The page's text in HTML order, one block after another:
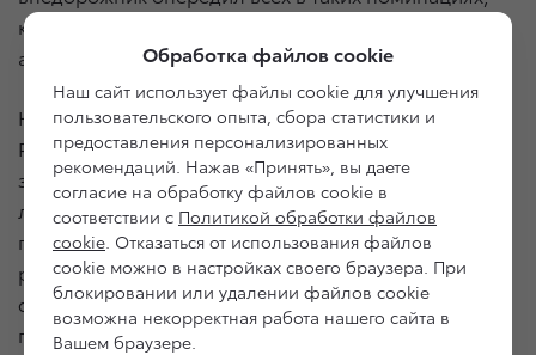
как «надежность и безопасность автомобиля»,
а также «качество сборки».
Неудивительно, что именно владельцы Land Cruiser
Prado чаще других рекомендуют свой автомобиль
знакомым (1-е место в «Индексе потребительской
лояльности» (NPS)), а ошеломительные 83,3%
покупателей Land Cruiser Prado готовы
рассматривать модели Toyota в качестве
следующего автомобиля (1-е место в «Индексе
повторной покупки»).
Обработка файлов cookie
Наш сайт использует файлы cookie для улучшения
пользовательского опыта, сбора статистики и
предоставления персонализированных
рекомендаций. Нажав «Принять», вы даете
согласие на обработку файлов cookie в
соответствии с Политикой обработки файлов
cookie. Отказаться от использования файлов
cookie можно в настройках своего браузера. При
блокировании или удалении файлов cookie
возможна некорректная работа нашего сайта в
Вашем браузере.